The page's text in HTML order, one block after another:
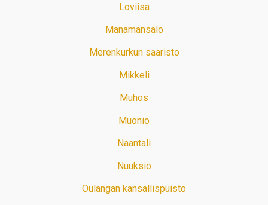
Loviisa
Manamansalo
Merenkurkun saaristo
Mikkeli
Muhos
Muonio
Naantali
Nuuksio
Oulangan kansallispuisto